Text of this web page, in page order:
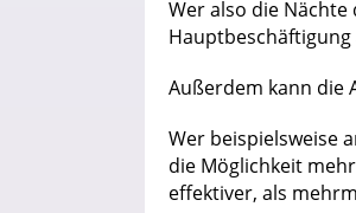
Wer also die
Außerdem kann die
Wer beispielsweise
die Möglichkeit
effektiver, als